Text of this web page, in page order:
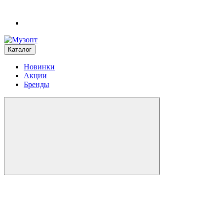
Каталог
Новинки
Акции
Бренды